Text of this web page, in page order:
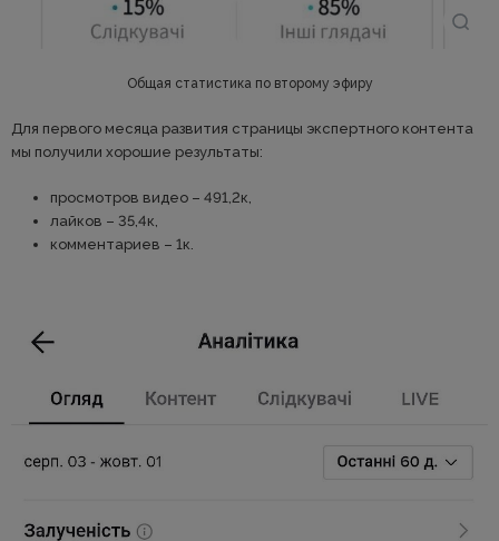
Общая статистика по второму эфиру
Для первого месяца развития страницы экспертного контента
мы получили хорошие результаты:
просмотров видео – 491,2к,
лайков – 35,4к,
комментариев – 1к.